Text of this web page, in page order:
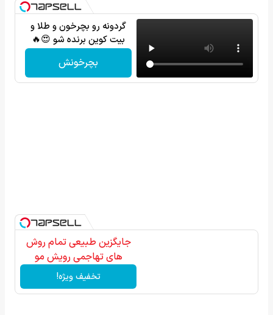
گردونه رو بچرخون و طلا و
بیت کوین برنده شو 😍🔥
بچرخونش
جایگزین طبیعی تمام روش
های تهاجمی رویش مو
تخفیف ویژه!